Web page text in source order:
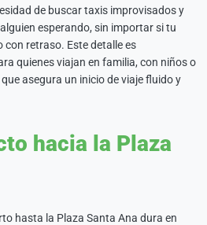
de buscar taxis improvisados y
esperando, sin importar si tu
con retraso. Este detalle es
quienes viajan en familia, con niños o
asegura un inicio de viaje fluido y
hacia la Plaza
hasta la Plaza Santa Ana dura en